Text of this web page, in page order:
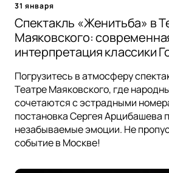
31 января
Спектакль «Женитьба» в
Маяковского:
интерпретация классики
Погрузитесь в атмосферу
Театре Маяковского, где
сочетаются с эстрадными
постановка Сергея Арцибашева
незабываемые эмоции. Не
событие в Москве!